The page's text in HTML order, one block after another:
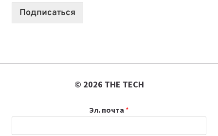
АГЕНТАХ
Подписаться
© 2026 THE TECH
Эл. почта *